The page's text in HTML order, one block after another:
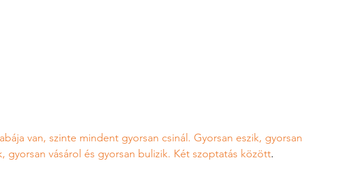
van, szinte mindent gyorsan csinál. Gyorsan eszik, gyorsan
gyorsan vásárol és gyorsan bulizik. Két szoptatás között.